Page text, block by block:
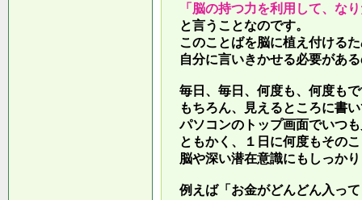
「脳の持つ力を利用して、な
と言うことなのです。
このことばを脳に植え付ける
自分に言いきかせる必要があ
毎日、毎日、何度も、何度も
もちろん、見えるところに書
パソコンのトップ画面でいつ
ともかく、１日に何度もその
脳や深い潜在意識にもしっか
例えば「お金がどんどん入っ